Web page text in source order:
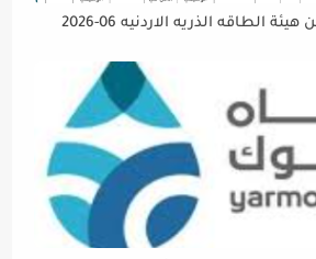
الطاقه الذريه الاردنيه 06-2026